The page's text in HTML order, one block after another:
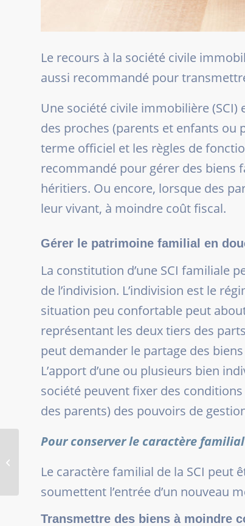
Le recours à la société civile
aussi recommandé pour
Une société civile immobilière
des proches (parents et enfants ou
terme officiel et les règles de
recommandé pour gérer des biens
héritiers. Ou encore, lorsque des
leur vivant, à moindre coût fiscal.
Gérer le patrimoine familial en
La constitution d’une SCI familiale
de l’indivision. L’indivision est le
situation peu confortable peut
représentant les deux tiers des
peut demander le partage des
L’apport d’une ou plusieurs bien
société peuvent fixer des
des parents) des pouvoirs de
Pour conserver le caractère familial
Le caractère familial de la SCI peut
soumettent l’entrée d’un nouveau
Transmettre des biens à moindre
Défiscalisation
solutions une fois la